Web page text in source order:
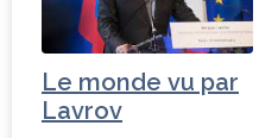
Le monde vu par
Lavrov